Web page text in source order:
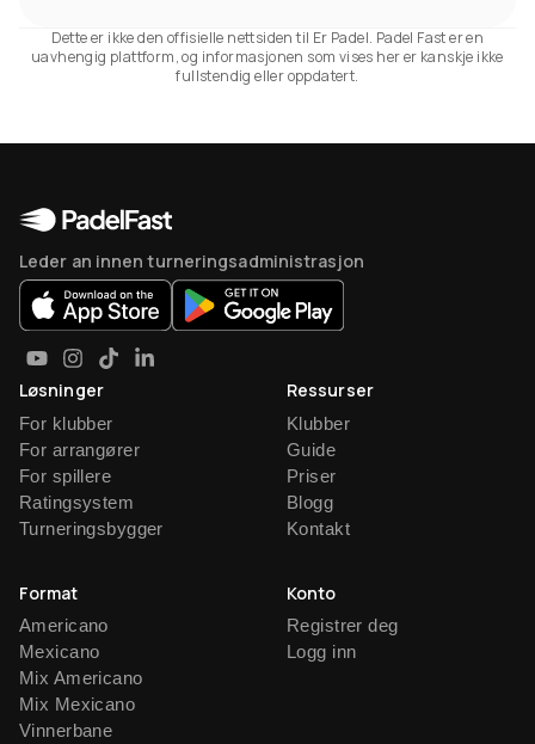
Dette er ikke den offisielle nettsiden til Er Padel. Padel Fast er en
uavhengig plattform, og informasjonen som vises her er kanskje ikke
fullstendig eller oppdatert.
Leder an innen turneringsadministrasjon
Løsninger
For klubber
For arrangører
For spillere
Ratingsystem
Turneringsbygger
Ressurser
Klubber
Guide
Priser
Blogg
Kontakt
Format
Americano
Mexicano
Mix Americano
Mix Mexicano
Vinnerbane
Konto
Registrer deg
Logg inn